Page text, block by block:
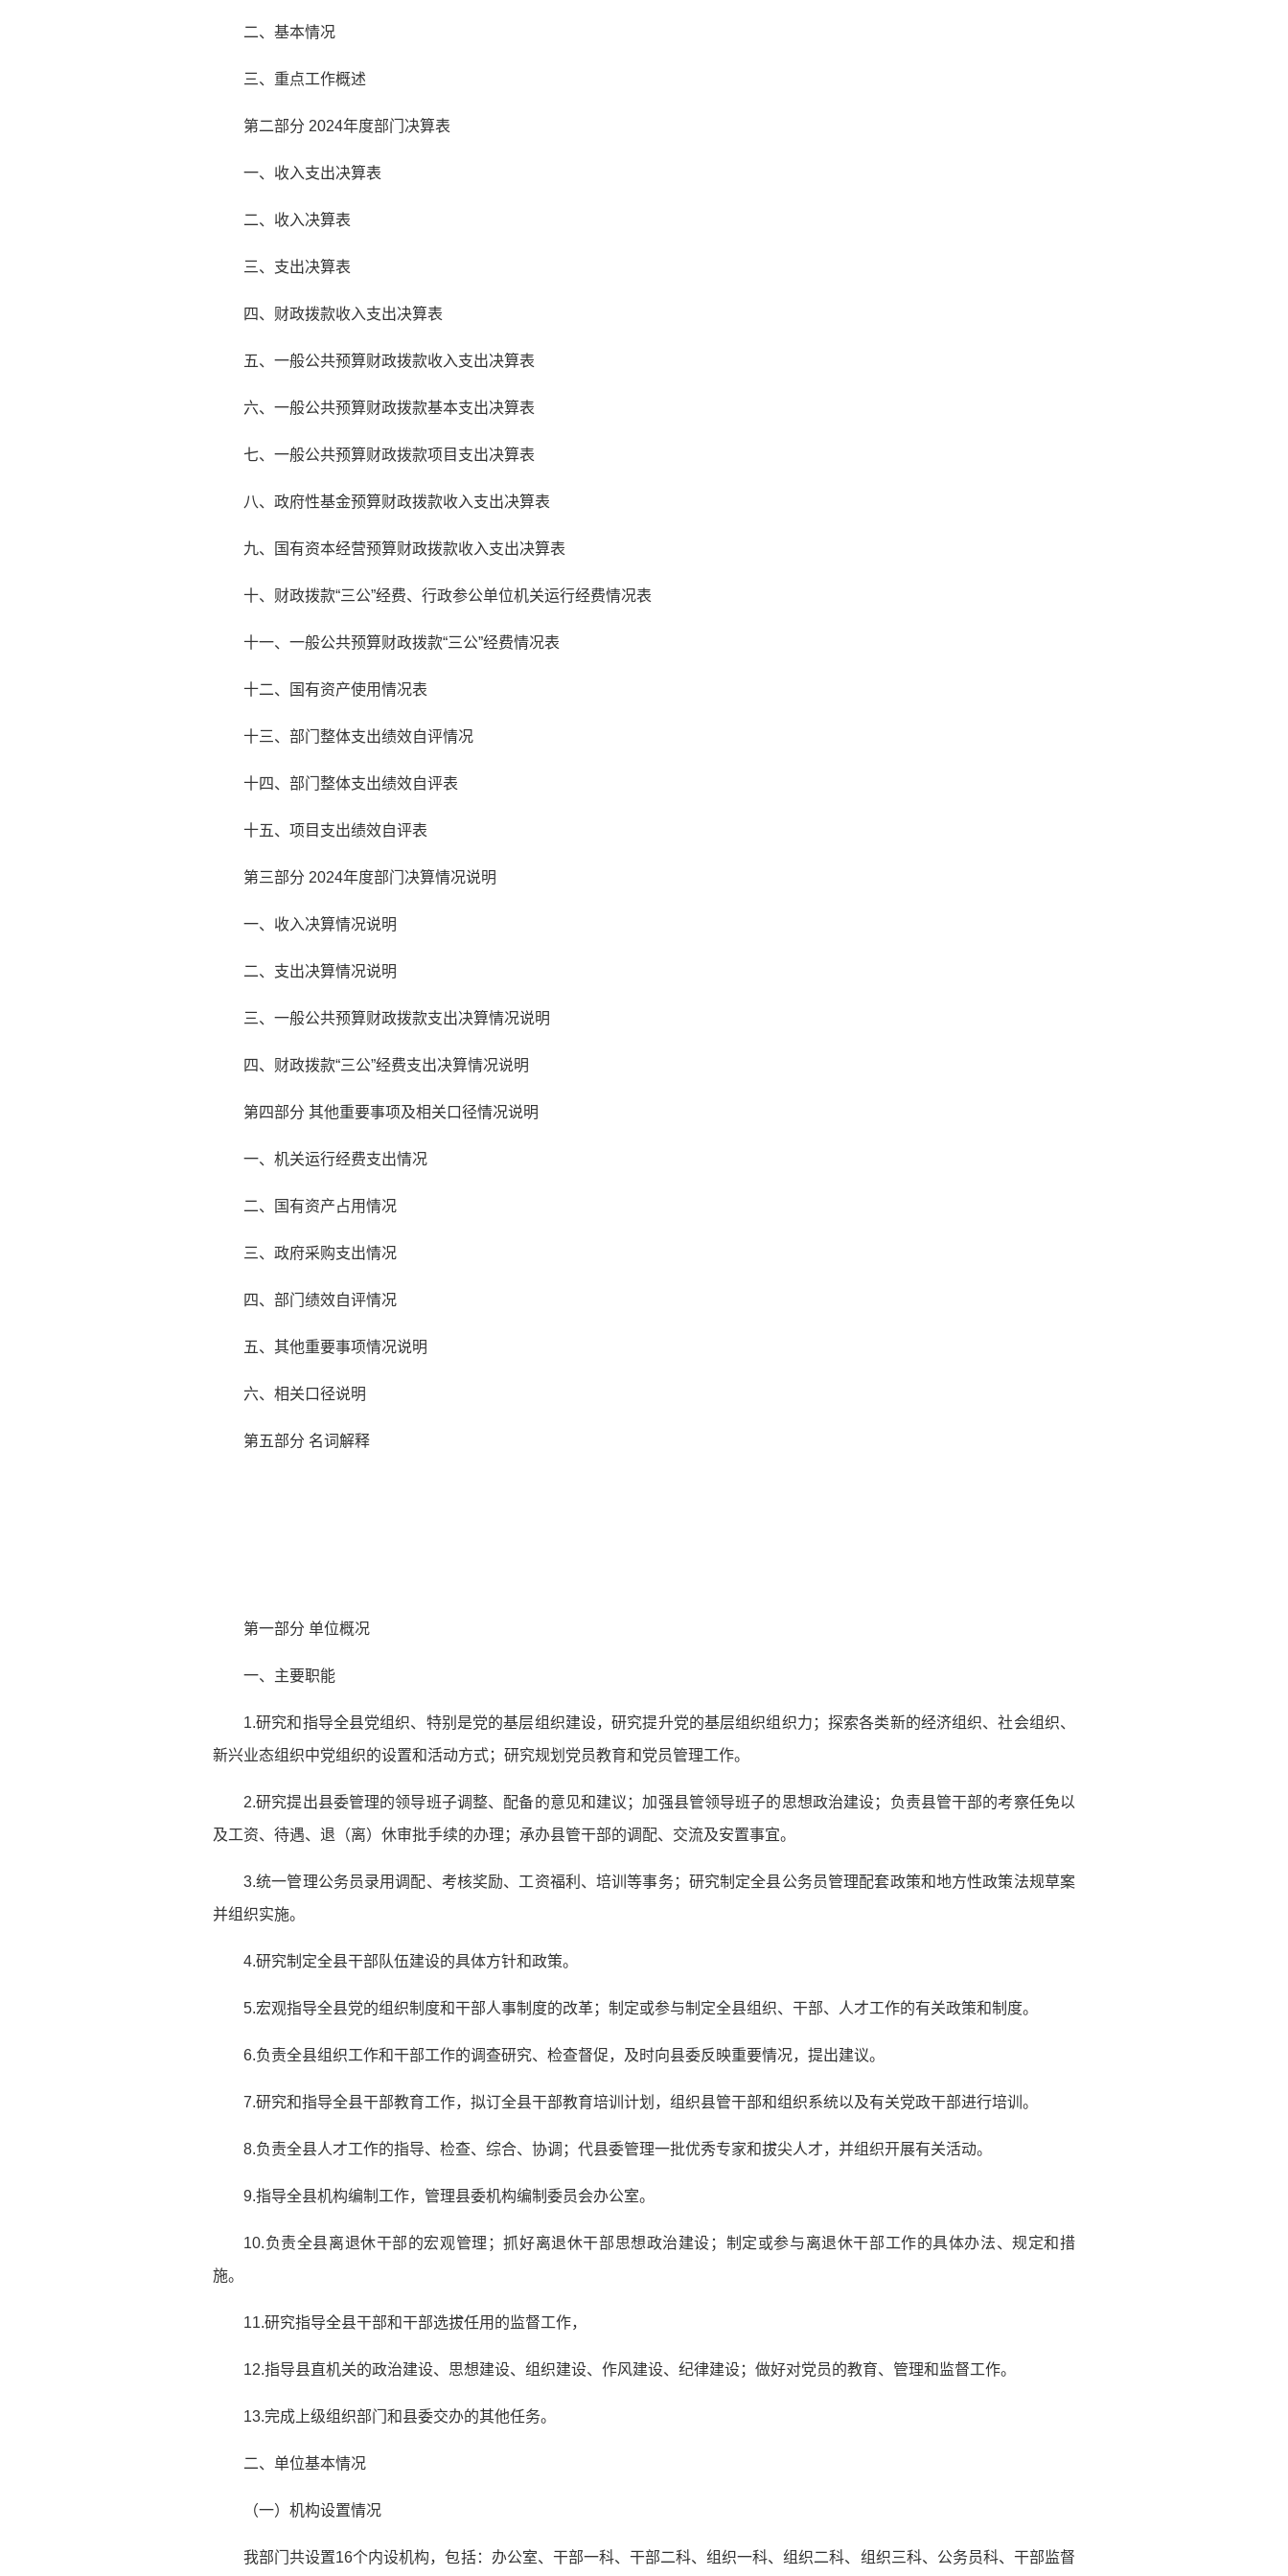
二、基本情况
三、重点工作概述
第二部分 2024年度部门决算表
一、收入支出决算表
二、收入决算表
三、支出决算表
四、财政拨款收入支出决算表
五、一般公共预算财政拨款收入支出决算表
六、一般公共预算财政拨款基本支出决算表
七、一般公共预算财政拨款项目支出决算表
八、政府性基金预算财政拨款收入支出决算表
九、国有资本经营预算财政拨款收入支出决算表
十、财政拨款“三公”经费、行政参公单位机关运行经费情况表
十一、一般公共预算财政拨款“三公”经费情况表
十二、国有资产使用情况表
十三、部门整体支出绩效自评情况
十四、部门整体支出绩效自评表
十五、项目支出绩效自评表
第三部分 2024年度部门决算情况说明
一、收入决算情况说明
二、支出决算情况说明
三、一般公共预算财政拨款支出决算情况说明
四、财政拨款“三公”经费支出决算情况说明
第四部分 其他重要事项及相关口径情况说明
一、机关运行经费支出情况
二、国有资产占用情况
三、政府采购支出情况
四、部门绩效自评情况
五、其他重要事项情况说明
六、相关口径说明
第五部分 名词解释
第一部分 单位概况
一、主要职能
1.研究和指导全县党组织、特别是党的基层组织建设，研究提升党的基层组织组织力；探索各类新的经济组织、社会组织、
新兴业态组织中党组织的设置和活动方式；研究规划党员教育和党员管理工作。
2.研究提出县委管理的领导班子调整、配备的意见和建议；加强县管领导班子的思想政治建设；负责县管干部的考察任免以
及工资、待遇、退（离）休审批手续的办理；承办县管干部的调配、交流及安置事宜。
3.统一管理公务员录用调配、考核奖励、工资福利、培训等事务；研究制定全县公务员管理配套政策和地方性政策法规草案
并组织实施。
4.研究制定全县干部队伍建设的具体方针和政策。
5.宏观指导全县党的组织制度和干部人事制度的改革；制定或参与制定全县组织、干部、人才工作的有关政策和制度。
6.负责全县组织工作和干部工作的调查研究、检查督促，及时向县委反映重要情况，提出建议。
7.研究和指导全县干部教育工作，拟订全县干部教育培训计划，组织县管干部和组织系统以及有关党政干部进行培训。
8.负责全县人才工作的指导、检查、综合、协调；代县委管理一批优秀专家和拔尖人才，并组织开展有关活动。
9.指导全县机构编制工作，管理县委机构编制委员会办公室。
10.负责全县离退休干部的宏观管理；抓好离退休干部思想政治建设；制定或参与离退休干部工作的具体办法、规定和措
施。
11.研究指导全县干部和干部选拔任用的监督工作，
12.指导县直机关的政治建设、思想建设、组织建设、作风建设、纪律建设；做好对党员的教育、管理和监督工作。
13.完成上级组织部门和县委交办的其他任务。
二、单位基本情况
（一）机构设置情况
我部门共设置16个内设机构，包括：办公室、干部一科、干部二科、组织一科、组织二科、组织三科、公务员科、干部监督